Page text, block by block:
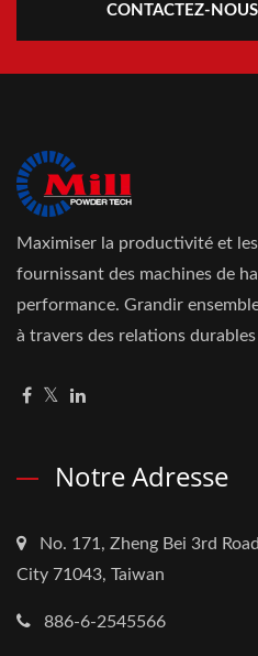
CONTACTEZ-
Maximiser la productivité et
fournissant des machines de
performance. Grandir
à travers des relations
Notre Adresse
No. 171, Zheng Bei 3rd
City 71043, Taiwan
886-6-2545566